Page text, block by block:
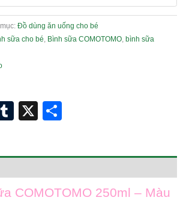
Đồ dùng ăn uống cho bé
sữa cho bé Bình sữa COMOTOMO bình sữa
Tumblr
X
COMOTOMO 250ml – Màu